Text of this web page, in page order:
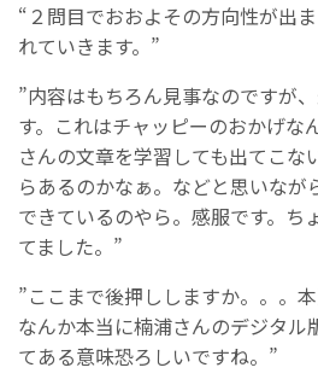
“２問目でおおよその方向性が出
れていきます。”
”内容はもちろん見事なのですが
す。これはチャッピーのおかげな
さんの文章を学習しても出てこな
らあるのかなぁ。などと思いなが
できているのやら。感服です。ち
てました。”
”ここまで後押ししますか。。。
なんか本当に楠浦さんのデジタル
てある意味恐ろしいですね。”